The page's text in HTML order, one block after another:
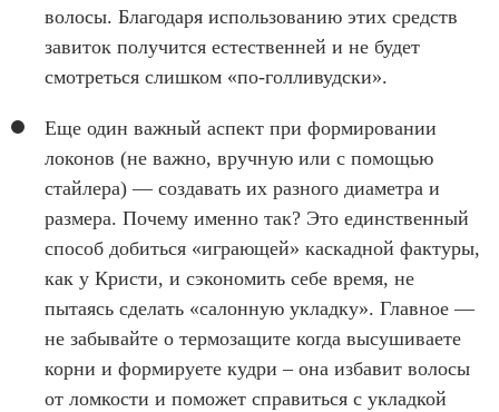
волосы. Благодаря использованию этих средств
завиток получится естественней и не будет
смотреться слишком «по-голливудски».
Еще один важный аспект при формировании
локонов (не важно, вручную или с помощью
стайлера) — создавать их разного диаметра и
размера. Почему именно так? Это единственный
способ добиться «играющей» каскадной фактуры,
как у Кристи, и сэкономить себе время, не
пытаясь сделать «салонную укладку». Главное —
не забывайте о термозащите когда высушиваете
корни и формируете кудри – она избавит волосы
от ломкости и поможет справиться с укладкой